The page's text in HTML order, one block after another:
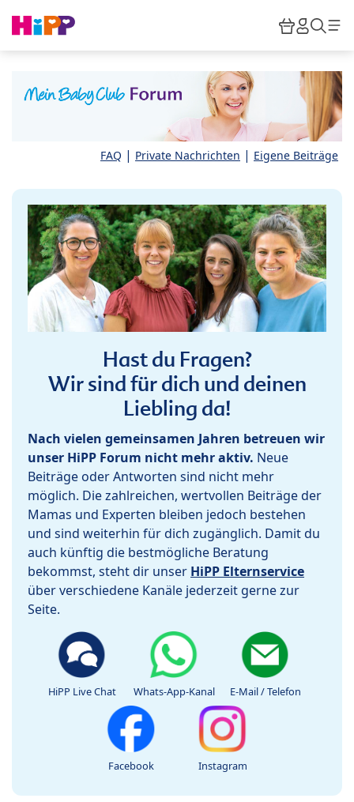
HiPP
FAQ | Private Nachrichten | Eigene Beiträge
Hast du Fragen?
Wir sind für dich und deinen
Liebling da!
Nach vielen gemeinsamen Jahren betreuen wir
unser HiPP Forum nicht mehr aktiv. Neue
Beiträge oder Antworten sind nicht mehr
möglich. Die zahlreichen, wertvollen Beiträge der
Mamas und Experten bleiben jedoch bestehen
und sind weiterhin für dich zugänglich. Damit du
auch künftig die bestmögliche Beratung
bekommst, steht dir unser HiPP Elternservice
über verschiedene Kanäle jederzeit gerne zur
Seite.
HiPP Live Chat Whats-App-Kanal E-Mail / Telefon
Facebook Instagram